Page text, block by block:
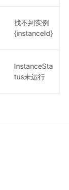
找不到实例
{instanceId}
InstanceSta
tus未运行